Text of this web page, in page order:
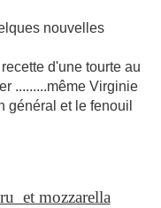
nouvelles
d'une tourte au
.........même Virginie
général et le fenouil
et mozzarella